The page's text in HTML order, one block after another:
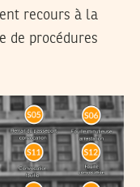
recours à la
de procédures